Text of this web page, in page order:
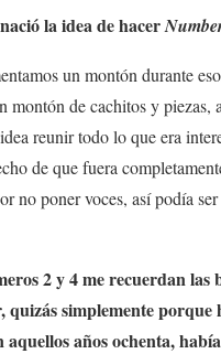
la idea de hacer
un montón durante
montón de cachitos y piezas,
reunir todo lo que era
de que fuera
no poner voces, así podía
2 y 4 me recuerdan las
quizás simplemente porque
años ochenta,